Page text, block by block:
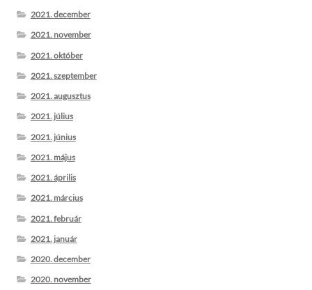
2021. december
2021. november
2021. október
2021. szeptember
2021. augusztus
2021. július
2021. június
2021. május
2021. április
2021. március
2021. február
2021. január
2020. december
2020. november